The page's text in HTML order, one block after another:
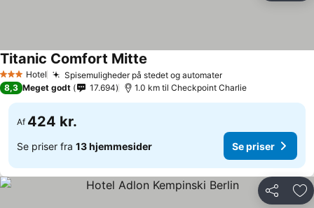
3 StjernerHotel Spisemuligheder på stedet og automater
Titanic Comfort Mitte
8,3 Meget godt 17.694 1.0 km til Checkpoint Charlie
Af 424 kr.
Se priser fra 13 hjemmesider Se priser
Del